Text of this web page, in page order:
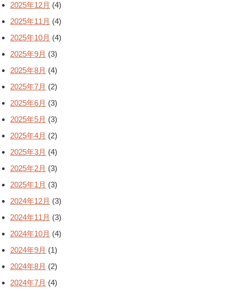
2025年12月 (4)
2025年11月 (4)
2025年10月 (4)
2025年9月 (3)
2025年8月 (4)
2025年7月 (2)
2025年6月 (3)
2025年5月 (3)
2025年4月 (2)
2025年3月 (4)
2025年2月 (3)
2025年1月 (3)
2024年12月 (3)
2024年11月 (3)
2024年10月 (4)
2024年9月 (1)
2024年8月 (2)
2024年7月 (4)